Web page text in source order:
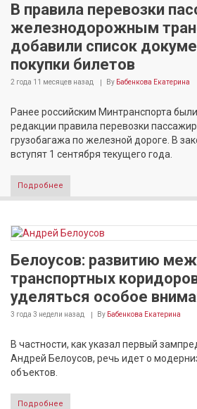
В правила перевозки
железнодорожным
добавили список
покупки билетов
2 года 11 месяцев назад By Бабенкова Екатерина
Ранее российским Минтранспорта
редакции правила перевозки
грузобагажа по железной дороге. В
вступят 1 сентября текущего года.
Подробнее
Белоусов: развитию
транспортных
уделяться особое
3 года 3 недели назад By Бабенкова Екатерина
В частности, как указал первый
Андрей Белоусов, речь идет о
объектов.
Подробнее